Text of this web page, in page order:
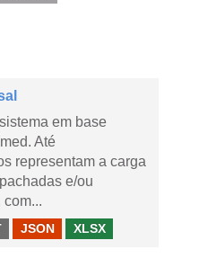
em base
Até
representam a carga
e/ou
JSON XLSX